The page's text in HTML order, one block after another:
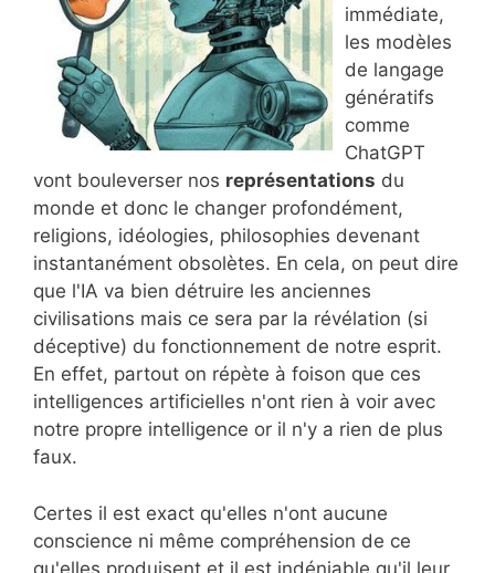
immédiate,
les modèles
de langage
génératifs
comme
ChatGPT
vont bouleverser nos représentations du
monde et donc le changer profondément,
religions, idéologies, philosophies devenant
instantanément obsolètes. En cela, on peut dire
que l'IA va bien détruire les anciennes
civilisations mais ce sera par la révélation (si
déceptive) du fonctionnement de notre esprit.
En effet, partout on répète à foison que ces
intelligences artificielles n'ont rien à voir avec
notre propre intelligence or il n'y a rien de plus
faux.
Certes il est exact qu'elles n'ont aucune
conscience ni même compréhension de ce
qu'elles produisent et il est indéniable qu'il leur